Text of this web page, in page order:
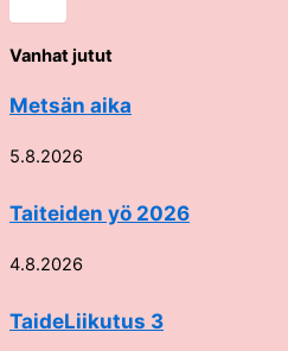
Vanhat jutut
Metsän aika
5.8.2026
Taiteiden yö 2026
4.8.2026
TaideLiikutus 3